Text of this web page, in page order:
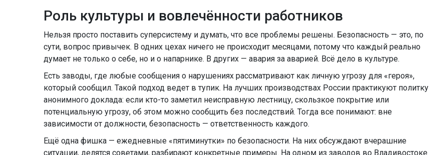
Роль культуры и вовлечённости работников
Нельзя просто поставить суперсистему и думать, что все проблемы решены. Безопасность — это, по
сути, вопрос привычек. В одних цехах ничего не происходит месяцами, потому что каждый реально
думает не только о себе, но и о напарнике. В других — авария за аварией. Всё дело в культуре.
Есть заводы, где любые сообщения о нарушениях рассматривают как личную угрозу для «героя»,
который сообщил. Такой подход ведет в тупик. На лучших производствах России практикуют политку
анонимного доклада: если кто-то заметил неисправную лестницу, скользкое покрытие или
потенциальную угрозу, об этом можно сообщить без последствий. Тогда все понимают: вне
зависимости от должности, безопасность — ответственность каждого.
Ещё одна фишка — ежедневные «пятиминутки» по безопасности. На них обсуждают вчерашние
ситуации, делятся советами, разбирают конкретные примеры. На одном из заводов во Владивостоке